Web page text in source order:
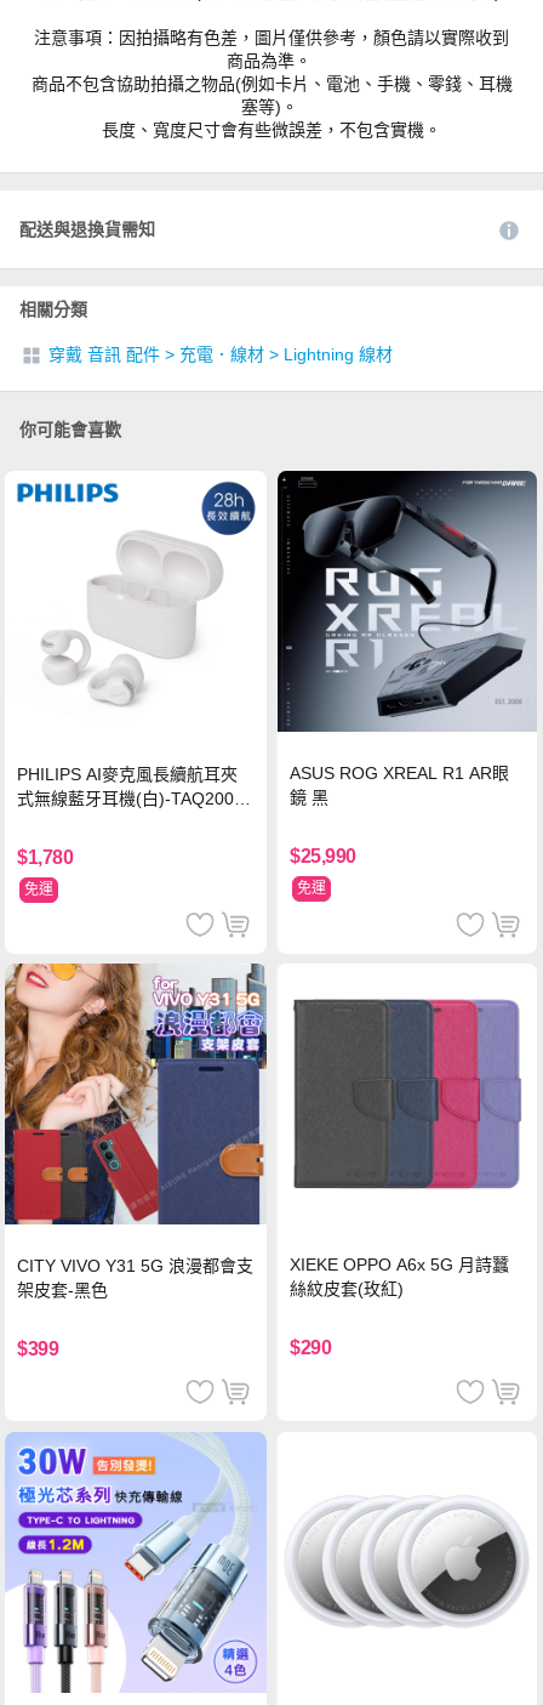
注意事項：因拍攝略有色差，圖片僅供參考，顏色請以實際收到
商品為準。
商品不包含協助拍攝之物品(例如卡片、電池、手機、零錢、耳機
塞等)。
長度、寬度尺寸會有些微誤差，不包含實機。
配送與退換貨需知
相關分類
穿戴 音訊 配件 > 充電．線材 > Lightning 線材
你可能會喜歡
PHILIPS AI麥克風長續航耳夾
式無線藍牙耳機(白)-TAQ2000
$1,780
免運
ASUS ROG XREAL R1 AR眼
鏡 黑
$25,990
免運
CITY VIVO Y31 5G 浪漫都會支
架皮套-黑色
$399
XIEKE OPPO A6x 5G 月詩蠶
絲紋皮套(玫紅)
$290